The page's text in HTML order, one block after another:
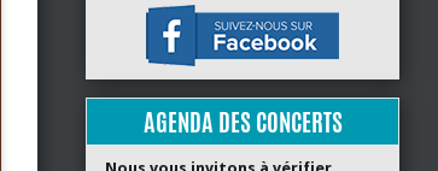
AGENDA DES CONCERTS